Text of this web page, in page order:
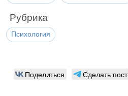
Рубрика
Психология
Поделиться Сделать пост